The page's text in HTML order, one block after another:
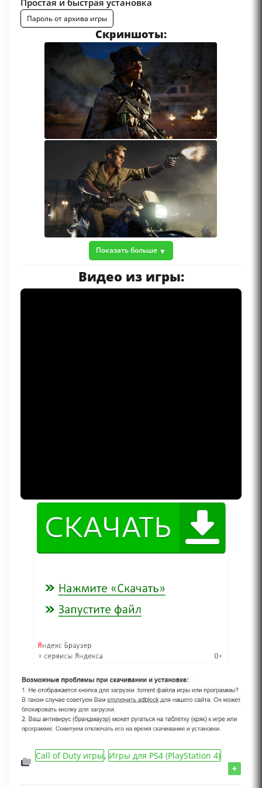
Пароль от архива игры
Скриншоты:
Показать больше
Видео из игры:
Call of Duty игры, Игры для PS4 (PlayStation 4)
+